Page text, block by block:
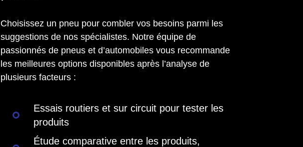
Choisissez un pneu pour combler vos besoins parmi les
suggestions de nos spécialistes. Notre équipe de
passionnés de pneus et d’automobiles vous recommande
les meilleures options disponibles après l’analyse de
plusieurs facteurs :
Essais routiers et sur circuit pour tester les
produits
Étude comparative entre les produits,